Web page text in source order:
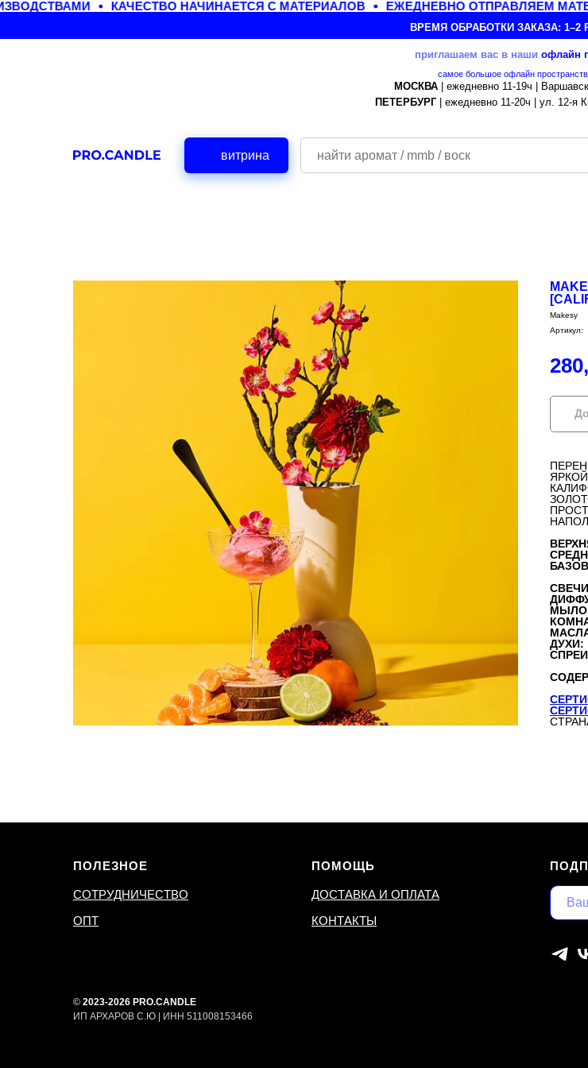
КАЧЕСТВО НАЧИНАЕТСЯ С МАТЕРИАЛОВ ЕЖЕДНЕВНО ОТПРАВЛЯЕМ
ВРЕМЯ ОБРАБОТКИ ЗАКАЗА: 1–2
приглашаем вас в наши офлайн
самое большое офлайн
МОСКВА| ежедневно 11-19ч |
ПЕТЕРБУРГ| ежедневно 11-20ч | ул. 12-я
витрина
Makesy
Артикул:
ДУХИ:
ПОЛЕЗНОЕ
СОТРУДНИЧЕСТВО
ОПТ
ПОМОЩЬ
ДОСТАВКА И ОПЛАТА
КОНТАКТЫ
© 2023-2026 PRO.CANDLE
ИП АРХАРОВ С.Ю | ИНН 511008153466